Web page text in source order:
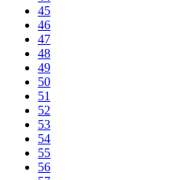
45
46
47
48
49
50
51
52
53
54
55
56